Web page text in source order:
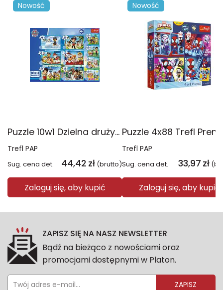
Nowość
Puzzle 10w1 Dzielna drużyna Psiego Patrolu 96012
Trefl PAP
Sug. cena det. 44,42 zł (brutto)
Zaloguj się, aby kupić
Nowość
Trefl PAP
Sug. cena det. 33,97 zł
Zaloguj się, aby kupić
ZAPISZ SIĘ NA NASZ NEWSLETTER
Bądź na bieżąco z nowościami oraz
promocjami dostępnymi w Platon.
ZAPISZ